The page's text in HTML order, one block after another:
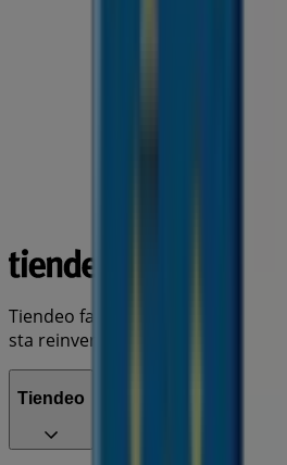
Tiendeo fa parte di Shopfully,
sta reinventando lo shopping
Tiendeo